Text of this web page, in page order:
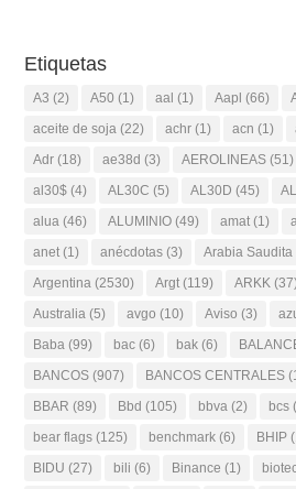
Etiquetas
A3 (2) A50 (1) aal (1) Aapl (66)
aceite de soja (22) achr (1) acn (1)
Adr (18) ae38d (3) AEROLINEAS (51)
al30$ (4) AL30C (5) AL30D (45)
alua (46) ALUMINIO (49) amat (1)
anet (1) anécdotas (3) Arabia Saudita
Argentina (2530) Argt (119) ARKK
Australia (5) avgo (10) Aviso (3)
Baba (99) bac (6) bak (6)
BANCOS (907) BANCOS CENTRALES
BBAR (89) Bbd (105) bbva (2) bcs
bear flags (125) benchmark (6) BHIP
BIDU (27) bili (6) Binance (1)